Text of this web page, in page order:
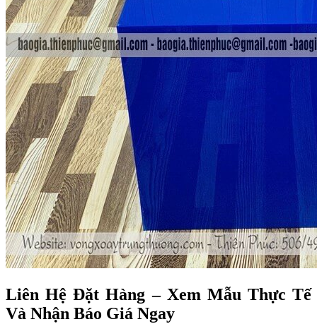
Liên Hệ Đặt Hàng – Xem Mẫu Thực Tế
Và Nhận Báo Giá Ngay